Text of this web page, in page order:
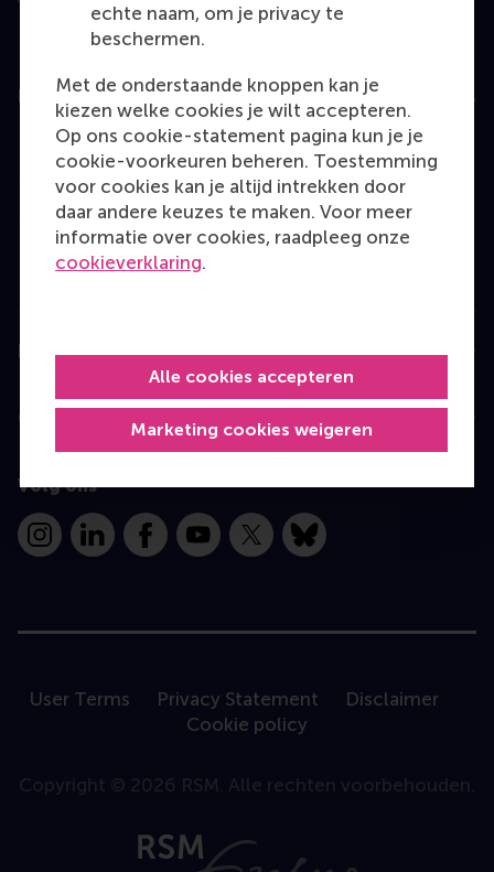
echte naam, om je privacy te
beschermen.
Met de onderstaande knoppen kan je
kiezen welke cookies je wilt accepteren.
Op ons cookie-statement pagina kun je je
cookie-voorkeuren beheren. Toestemming
voor cookies kan je altijd intrekken door
daar andere keuzes te maken. Voor meer
informatie over cookies, raadpleeg onze
cookieverklaring.
Marketing cookies weigeren
Alle cookies accepteren
Education
Bachelor
Master
MBA
Executive Education
Information for
Contact
Volg ons
InstagramLinkedInFacebookYouTube
X Bluesky
User Terms Privacy Statement
Disclaimer
Cookie policy